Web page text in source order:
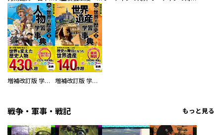
増補改訂版 学研まんが NEW世界の歴史 別巻 人物学習事典 増補改訂版 学研まんが NEW世界の歴史 別巻 世界遺産学習事典
戦争・軍事・戦記 もっと見る